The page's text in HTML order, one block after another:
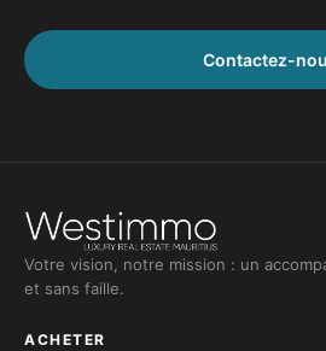
Contactez-
Votre vision, notre mission : un
et sans faille.
ACHETER